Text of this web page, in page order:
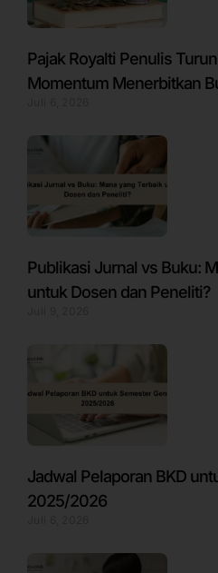
Pajak Royalti Penulis
Momentum Menerbitkan
Publikasi Jurnal vs Buku:
untuk Dosen dan Peneliti?
Jadwal Pelaporan BKD
2025/2026